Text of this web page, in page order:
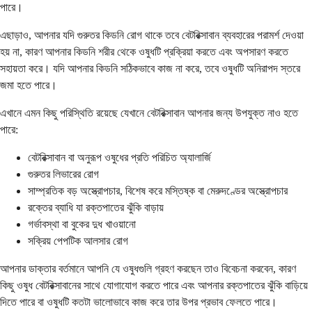
পারে।
এছাড়াও, আপনার যদি গুরুতর কিডনি রোগ থাকে তবে বেটরিক্সাবান ব্যবহারের পরামর্শ দেওয়া
হয় না, কারণ আপনার কিডনি শরীর থেকে ওষুধটি প্রক্রিয়া করতে এবং অপসারণ করতে
সহায়তা করে। যদি আপনার কিডনি সঠিকভাবে কাজ না করে, তবে ওষুধটি অনিরাপদ স্তরে
জমা হতে পারে।
এখানে এমন কিছু পরিস্থিতি রয়েছে যেখানে বেটরিক্সাবান আপনার জন্য উপযুক্ত নাও হতে
পারে:
বেটরিক্সাবান বা অনুরূপ ওষুধের প্রতি পরিচিত অ্যালার্জি
গুরুতর লিভারের রোগ
সাম্প্রতিক বড় অস্ত্রোপচার, বিশেষ করে মস্তিষ্ক বা মেরুদণ্ডের অস্ত্রোপচার
রক্তের ব্যাধি যা রক্তপাতের ঝুঁকি বাড়ায়
গর্ভাবস্থা বা বুকের দুধ খাওয়ানো
সক্রিয় পেপটিক আলসার রোগ
আপনার ডাক্তার বর্তমানে আপনি যে ওষুধগুলি গ্রহণ করছেন তাও বিবেচনা করবেন, কারণ
কিছু ওষুধ বেটরিক্সাবানের সাথে যোগাযোগ করতে পারে এবং আপনার রক্তপাতের ঝুঁকি বাড়িয়ে
দিতে পারে বা ওষুধটি কতটা ভালোভাবে কাজ করে তার উপর প্রভাব ফেলতে পারে।